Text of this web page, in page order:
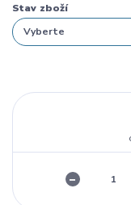
Stav zboží